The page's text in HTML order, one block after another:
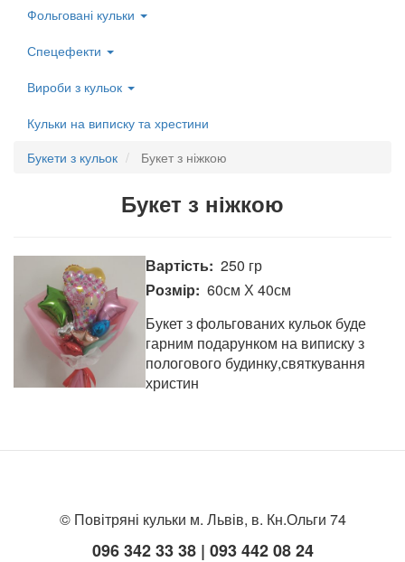
menu
Фольговані кульки
Спецефекти
Вироби з кульок
Кульки на виписку та хрестини
Букети з кульок
Букет з ніжкою
Букет з ніжкою
Вартість 250 гр
Розмір
60см Х 40см
Букет з фольгованих кульок буде
гарним подарунком на виписку з
пологового будинку,святкування
христин
© Повітряні кульки м. Львів, в. Кн.Ольги 74
096 342 33 38 | 093 442 08 24